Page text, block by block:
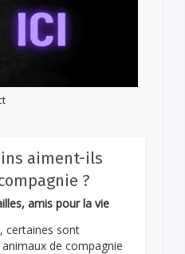
aiment-ils
?
amis pour la vie
certaines sont
de compagnie